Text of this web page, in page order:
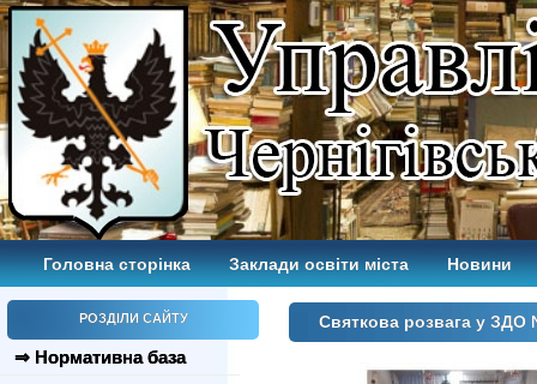
Головна сторінка Заклади освіти міста Новини
РОЗДІЛИ САЙТУ
⇒ Нормативна база
Святкова розвага у ЗДО